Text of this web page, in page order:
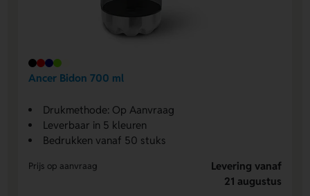
Ancer Bidon 700 ml
Drukmethode: Op Aanvraag
Leverbaar in 5 kleuren
Bedrukken vanaf 50 stuks
Prijs op aanvraag
Levering vanaf
21 augustus